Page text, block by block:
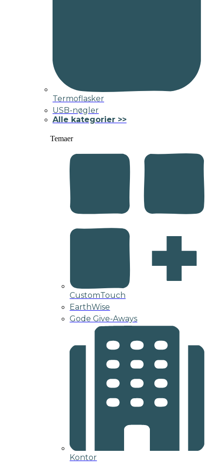
Termoflasker
USB-nøgler
Alle kategorier >>
Temaer
CustomTouch
EarthWise
Gode Give-Aways
Kontor